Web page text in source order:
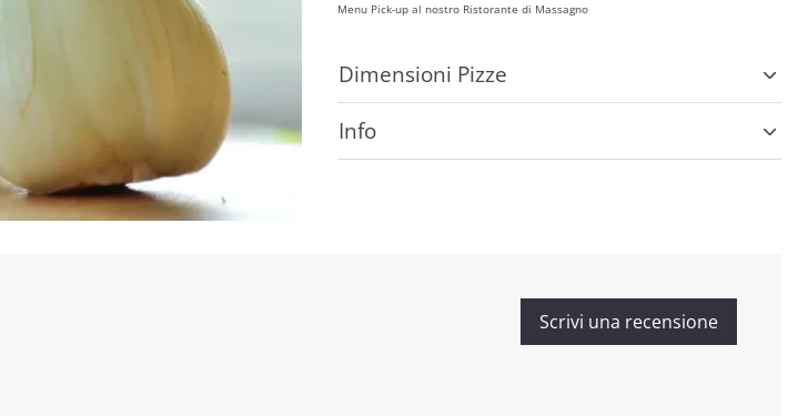
Menu Pick-up al nostro Ristorante di Massagno
Dimensioni Pizze
Info
Scrivi una recensione